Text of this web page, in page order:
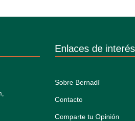
Enlaces de interés
Sobre Bernadí
Contacto
Comparte tu Opinión